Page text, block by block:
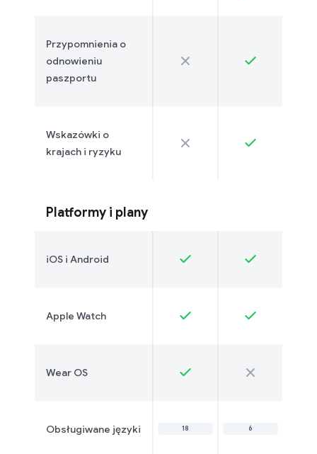
Przypomnienia o
odnowieniu
paszportu
Wskazówki o
krajach i ryzyku
Platformy i plany
iOS i Android
Apple Watch
Wear OS
Obsługiwane języki 18 6